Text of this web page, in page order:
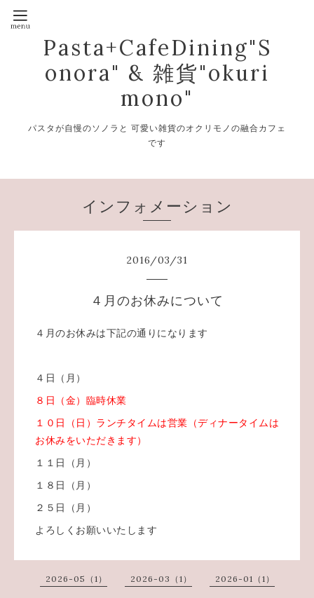
Pasta+CafeDining"S
onora" & 雑貨"okuri
mono"
パスタが自慢のソノラと 可愛い雑貨のオクリモノの融合カフェ
です
インフォメーション
2016/03/31
４月のお休みについて
４月のお休みは下記の通りになります
４日（月）
８日（金）臨時休業
１０日（日）ランチタイムは営業（ディナータイムは
お休みをいただきます）
１１日（月）
１８日（月）
２５日（月）
よろしくお願いいたします
2026-05（1） 2026-03（1） 2026-01（1）